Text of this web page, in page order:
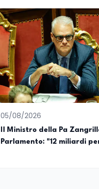
05/08/2026
Il Ministro della Pa
Parlamento: "12 miliardi